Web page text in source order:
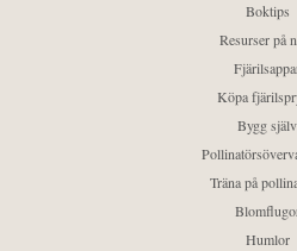
Boktips
Resurser på
Köpa
Bygg själv
Träna på
Humlor